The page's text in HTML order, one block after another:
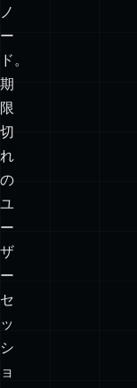
除
さ
れ
る
DOM
ノ
ー
ド。
期
限
切
れ
の
ユ
ー
ザ